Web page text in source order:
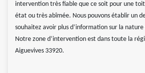
intervention très fiable que ce soit pour une
état ou très abîmée. Nous pouvons établir un
souhaitez avoir plus d’information sur la
Notre zone d’intervention est dans toute la
Aiguevives 33920.